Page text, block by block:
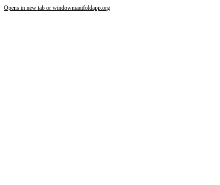
Opens in new tab or windowmanifoldapp.org